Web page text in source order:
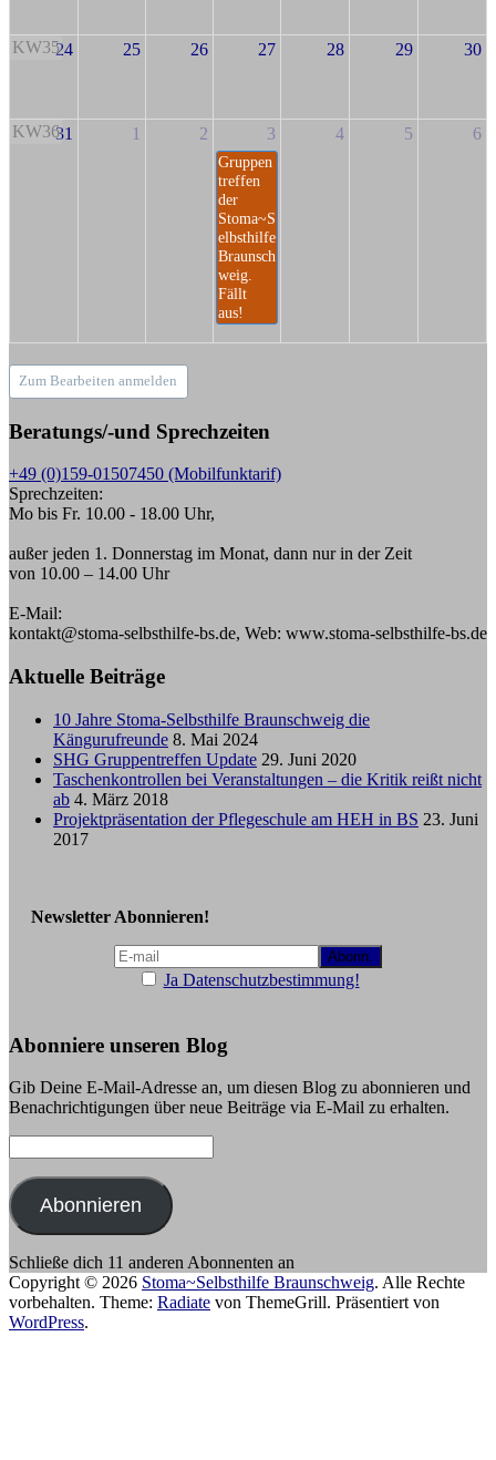
KW3524 25 26 27 28 29 30
KW3631 1 2 3
Gruppen
treffen
der
Stoma~S
elbsthilfe
Braunsch
weig.
Fällt
aus!
4 5 6
Zum Bearbeiten anmelden
Beratungs/-und Sprechzeiten
+49 (0)159-01507450 (Mobilfunktarif)
Sprechzeiten:
Mo bis Fr. 10.00 - 18.00 Uhr,
außer jeden 1. Donnerstag im Monat, dann nur in der Zeit
von 10.00 – 14.00 Uhr
E-Mail:
kontakt@stoma-selbsthilfe-bs.de, Web: www.stoma-selbsthilfe-bs.de
Aktuelle Beiträge
10 Jahre Stoma-Selbsthilfe Braunschweig die
Kängurufreunde 8. Mai 2024
SHG Gruppentreffen Update 29. Juni 2020
Taschenkontrollen bei Veranstaltungen – die Kritik reißt nicht
ab 4. März 2018
Projektpräsentation der Pflegeschule am HEH in BS 23. Juni
2017
Newsletter Abonnieren!
Ja Datenschutzbestimmung!
Abonniere unseren Blog
Gib Deine E-Mail-Adresse an, um diesen Blog zu abonnieren und
Benachrichtigungen über neue Beiträge via E-Mail zu erhalten.
Mail-
Adresse:
Abonnieren
Schließe dich 11 anderen Abonnenten an
Copyright © 2026 Stoma~Selbsthilfe Braunschweig. Alle Rechte
vorbehalten. Theme: Radiate von ThemeGrill. Präsentiert von
WordPress.